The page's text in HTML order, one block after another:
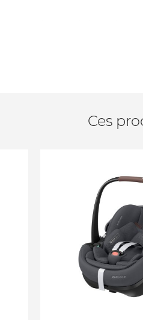
protection optimales en
une base ISOFIX
sans démonter le harnais
poussettes Bébé Confort
parfaitement la tête
ajoute de la sécurité et
Ces